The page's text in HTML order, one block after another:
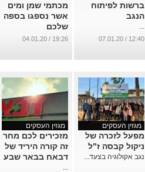
ברשות לפיתוח
הנגב
...
12:40 / 07.01.20
מכתמי שמן ומים
אשר נספגו בספה
שלכם
...
19:26 / 04.01.20
מגזין העסקים
מפעל לזכרה של
ניקול קבסה ז"ל
נגב אקולוגיה בצעד...
מגזין העסקים
מזכירים לכם מחר
זה קורה היריד של
דבאח בבאר שבע
...